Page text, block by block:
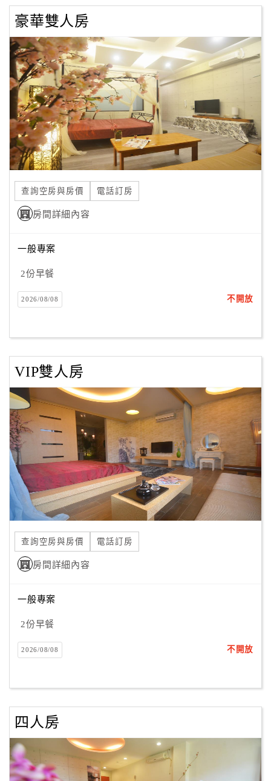
服
聯
單
Line
線
上
客
服
紅
利
查
訂
房
Q&A
卡
訂
房
請
款
收
據
合
作
提
案
店
作
商
合
作
豪華雙人房
查詢空房與房價 電話訂房
房間詳細內容
一般專案
2份早餐
2026/08/08 不開放
VIP雙人房
查詢空房與房價 電話訂房
房間詳細內容
一般專案
2份早餐
2026/08/08 不開放
四人房